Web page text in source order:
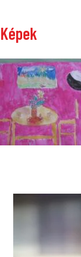
Képek